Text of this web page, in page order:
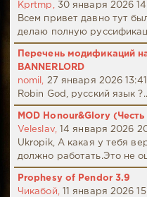
Kprtmp, 30 января 2026
Всем привет давно тут
делаю полную
Перечень модификаций
BANNERLORD
nomil, 27 января 2026 13:41
Robin God, русский язык
MOD Honour&Glory
Veleslav,
14 января 2026
Ukropik, А какая у тебя
должно работать.Это не
Prophesy of Pendor 3.9
Чикабой,
11 января 2026